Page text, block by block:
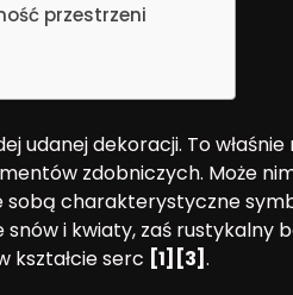
przestrzeni
udanej dekoracji. To
zdobniczych. Może
sobą charakterystyczne
i kwiaty, zaś rustykalny
kształcie serc [1][3] .